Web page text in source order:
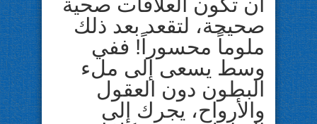
صحيحة، لتقعد بعد ذلك
ملوماً محسوراً! ففي
وسط يسعى إلى ملء
البطون دون العقول
والأرواح، يجرك إلى